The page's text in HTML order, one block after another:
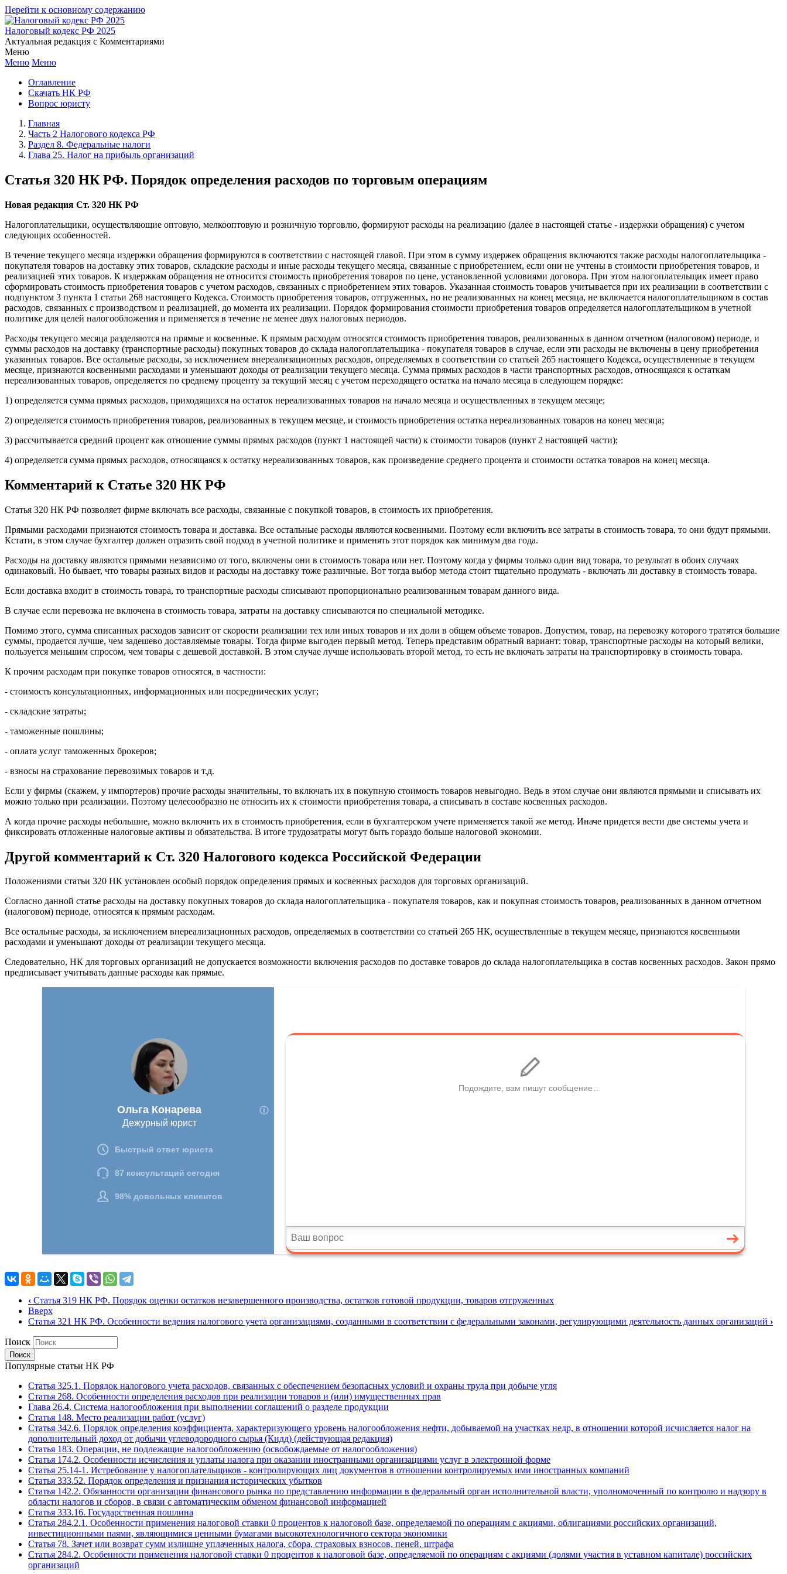
Перейти к основному содержанию
Налоговый кодекс РФ 2025
Актуальная редакция с Комментариями
Меню
Меню Меню
Оглавление
Скачать НК РФ
Вопрос юристу
Главная
Часть 2 Налогового кодекса РФ
Раздел 8. Федеральные налоги
Глава 25. Налог на прибыль организаций
Статья 320 НК РФ. Порядок определения расходов по торговым операциям
Новая редакция Ст. 320 НК РФ
Налогоплательщики, осуществляющие оптовую, мелкооптовую и розничную торговлю, формируют расходы на реализацию (далее в настоящей статье - издержки обращения) с учетом
следующих особенностей.
В течение текущего месяца издержки обращения формируются в соответствии с настоящей главой. При этом в сумму издержек обращения включаются также расходы налогоплательщика -
покупателя товаров на доставку этих товаров, складские расходы и иные расходы текущего месяца, связанные с приобретением, если они не учтены в стоимости приобретения товаров, и
реализацией этих товаров. К издержкам обращения не относится стоимость приобретения товаров по цене, установленной условиями договора. При этом налогоплательщик имеет право
сформировать стоимость приобретения товаров с учетом расходов, связанных с приобретением этих товаров. Указанная стоимость товаров учитывается при их реализации в соответствии с
подпунктом 3 пункта 1 статьи 268 настоящего Кодекса. Стоимость приобретения товаров, отгруженных, но не реализованных на конец месяца, не включается налогоплательщиком в состав
расходов, связанных с производством и реализацией, до момента их реализации. Порядок формирования стоимости приобретения товаров определяется налогоплательщиком в учетной
политике для целей налогообложения и применяется в течение не менее двух налоговых периодов.
Расходы текущего месяца разделяются на прямые и косвенные. К прямым расходам относятся стоимость приобретения товаров, реализованных в данном отчетном (налоговом) периоде, и
суммы расходов на доставку (транспортные расходы) покупных товаров до склада налогоплательщика - покупателя товаров в случае, если эти расходы не включены в цену приобретения
указанных товаров. Все остальные расходы, за исключением внереализационных расходов, определяемых в соответствии со статьей 265 настоящего Кодекса, осуществленные в текущем
месяце, признаются косвенными расходами и уменьшают доходы от реализации текущего месяца. Сумма прямых расходов в части транспортных расходов, относящаяся к остаткам
нереализованных товаров, определяется по среднему проценту за текущий месяц с учетом переходящего остатка на начало месяца в следующем порядке:
1) определяется сумма прямых расходов, приходящихся на остаток нереализованных товаров на начало месяца и осуществленных в текущем месяце;
2) определяется стоимость приобретения товаров, реализованных в текущем месяце, и стоимость приобретения остатка нереализованных товаров на конец месяца;
3) рассчитывается средний процент как отношение суммы прямых расходов (пункт 1 настоящей части) к стоимости товаров (пункт 2 настоящей части);
4) определяется сумма прямых расходов, относящаяся к остатку нереализованных товаров, как произведение среднего процента и стоимости остатка товаров на конец месяца.
Комментарий к Статье 320 НК РФ
Статья 320 НК РФ позволяет фирме включать все расходы, связанные с покупкой товаров, в стоимость их приобретения.
Прямыми расходами признаются стоимость товара и доставка. Все остальные расходы являются косвенными. Поэтому если включить все затраты в стоимость товара, то они будут прямыми.
Кстати, в этом случае бухгалтер должен отразить свой подход в учетной политике и применять этот порядок как минимум два года.
Расходы на доставку являются прямыми независимо от того, включены они в стоимость товара или нет. Поэтому когда у фирмы только один вид товара, то результат в обоих случаях
одинаковый. Но бывает, что товары разных видов и расходы на доставку тоже различные. Вот тогда выбор метода стоит тщательно продумать - включать ли доставку в стоимость товара.
Если доставка входит в стоимость товара, то транспортные расходы списывают пропорционально реализованным товарам данного вида.
В случае если перевозка не включена в стоимость товара, затраты на доставку списываются по специальной методике.
Помимо этого, сумма списанных расходов зависит от скорости реализации тех или иных товаров и их доли в общем объеме товаров. Допустим, товар, на перевозку которого тратятся большие
суммы, продается лучше, чем задешево доставляемые товары. Тогда фирме выгоден первый метод. Теперь представим обратный вариант: товар, транспортные расходы на который велики,
пользуется меньшим спросом, чем товары с дешевой доставкой. В этом случае лучше использовать второй метод, то есть не включать затраты на транспортировку в стоимость товара.
К прочим расходам при покупке товаров относятся, в частности:
- стоимость консультационных, информационных или посреднических услуг;
- складские затраты;
- таможенные пошлины;
- оплата услуг таможенных брокеров;
- взносы на страхование перевозимых товаров и т.д.
Если у фирмы (скажем, у импортеров) прочие расходы значительны, то включать их в покупную стоимость товаров невыгодно. Ведь в этом случае они являются прямыми и списывать их
можно только при реализации. Поэтому целесообразно не относить их к стоимости приобретения товара, а списывать в составе косвенных расходов.
А когда прочие расходы небольшие, можно включить их в стоимость приобретения, если в бухгалтерском учете применяется такой же метод. Иначе придется вести две системы учета и
фиксировать отложенные налоговые активы и обязательства. В итоге трудозатраты могут быть гораздо больше налоговой экономии.
Другой комментарий к Ст. 320 Налогового кодекса Российской Федерации
Положениями статьи 320 НК установлен особый порядок определения прямых и косвенных расходов для торговых организаций.
Согласно данной статье расходы на доставку покупных товаров до склада налогоплательщика - покупателя товаров, как и покупная стоимость товаров, реализованных в данном отчетном
(налоговом) периоде, относятся к прямым расходам.
Все остальные расходы, за исключением внереализационных расходов, определяемых в соответствии со статьей 265 НК, осуществленные в текущем месяце, признаются косвенными
расходами и уменьшают доходы от реализации текущего месяца.
Следовательно, НК для торговых организаций не допускается возможности включения расходов по доставке товаров до склада налогоплательщика в состав косвенных расходов. Закон прямо
предписывает учитывать данные расходы как прямые.
‹ Статья 319 НК РФ. Порядок оценки остатков незавершенного производства, остатков готовой продукции, товаров отгруженных
Вверх
Статья 321 НК РФ. Особенности ведения налогового учета организациями, созданными в соответствии с федеральными законами, регулирующими деятельность данных организаций ›
Поиск
Популярные статьи НК РФ
Статья 325.1. Порядок налогового учета расходов, связанных с обеспечением безопасных условий и охраны труда при добыче угля
Статья 268. Особенности определения расходов при реализации товаров и (или) имущественных прав
Глава 26.4. Система налогообложения при выполнении соглашений о разделе продукции
Статья 148. Место реализации работ (услуг)
Статья 342.6. Порядок определения коэффициента, характеризующего уровень налогообложения нефти, добываемой на участках недр, в отношении которой исчисляется налог на
дополнительный доход от добычи углеводородного сырья (Кндд) (действующая редакция)
Статья 183. Операции, не подлежащие налогообложению (освобождаемые от налогообложения)
Статья 174.2. Особенности исчисления и уплаты налога при оказании иностранными организациями услуг в электронной форме
Статья 25.14-1. Истребование у налогоплательщиков - контролирующих лиц документов в отношении контролируемых ими иностранных компаний
Статья 333.52. Порядок определения и признания исторических убытков
Статья 142.2. Обязанности организации финансового рынка по представлению информации в федеральный орган исполнительной власти, уполномоченный по контролю и надзору в
области налогов и сборов, в связи с автоматическим обменом финансовой информацией
Статья 333.16. Государственная пошлина
Статья 284.2.1. Особенности применения налоговой ставки 0 процентов к налоговой базе, определяемой по операциям с акциями, облигациями российских организаций,
инвестиционными паями, являющимися ценными бумагами высокотехнологичного сектора экономики
Статья 78. Зачет или возврат сумм излишне уплаченных налога, сбора, страховых взносов, пеней, штрафа
Статья 284.2. Особенности применения налоговой ставки 0 процентов к налоговой базе, определяемой по операциям с акциями (долями участия в уставном капитале) российских
организаций